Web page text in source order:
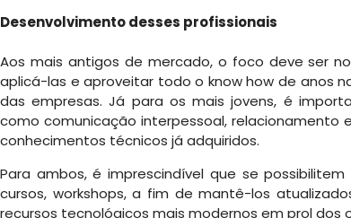
Desenvolvimento desses profissionais
Aos mais antigos de mercado, o foco deve ser
aplicá-las e aproveitar todo o know how de anos
das empresas. Já para os mais jovens, é
como comunicação interpessoal, relacionamento
conhecimentos técnicos já adquiridos.
Para ambos, é imprescindível que se
cursos, workshops, a fim de mantê-los
recursos tecnológicos mais modernos em prol dos